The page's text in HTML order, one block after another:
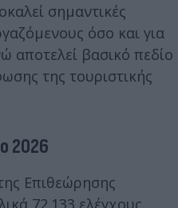
σημαντικές
όσο και για
αποτελεί βασικό πεδίο
της τουριστικής
2026
Επιθεώρησης
72.133 ελέγχους